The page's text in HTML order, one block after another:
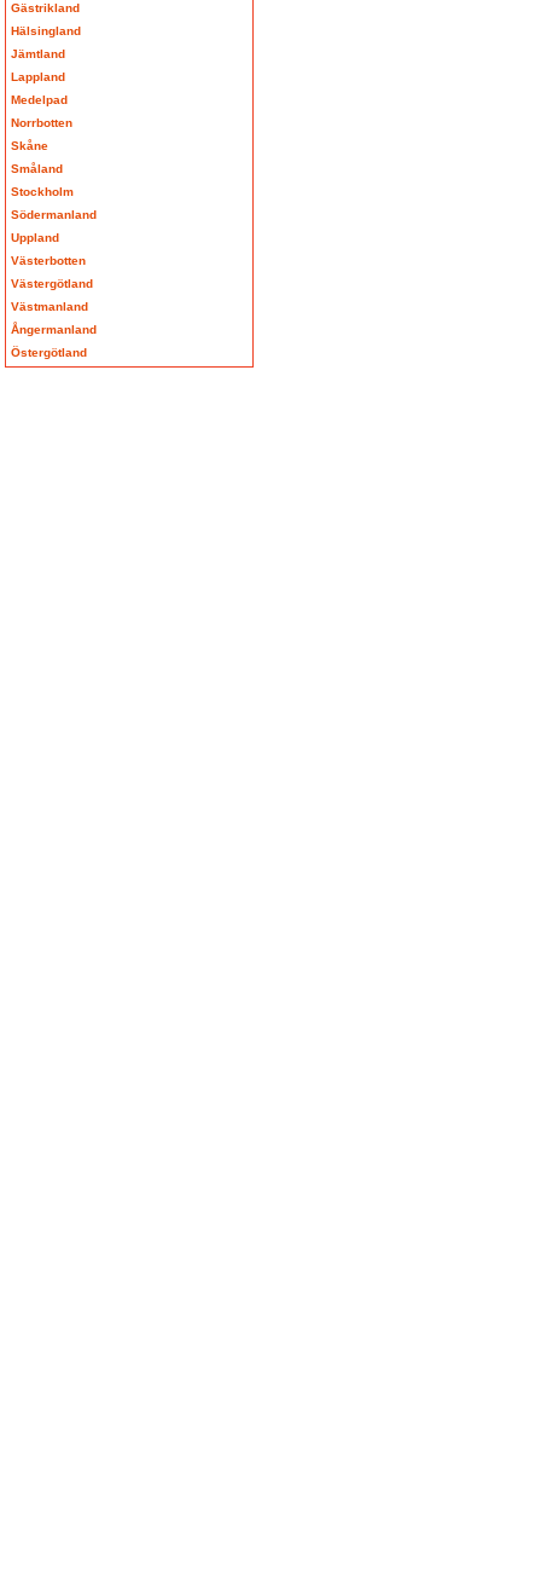
Gästrikland
Hälsingland
Jämtland
Lappland
Medelpad
Norrbotten
Skåne
Småland
Stockholm
Södermanland
Uppland
Västerbotten
Västergötland
Västmanland
Ångermanland
Östergötland